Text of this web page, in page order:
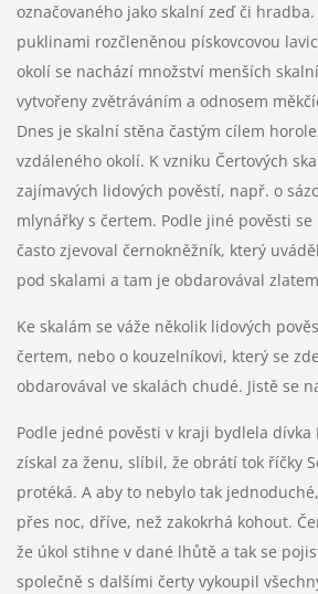
označovaného jako skalní zeď či
puklinami rozčleněnou pískovcovou
okolí se nachází množství menších
vytvořeny zvětráváním a odnosem
Dnes je skalní stěna častým cílem
vzdáleného okolí. K vzniku Čertových
zajímavých lidových pověstí, např. o
mlynářky s čertem. Podle jiné pověsti
často zjevoval černokněžník, který
pod skalami a tam je obdarovával
Ke skalám se váže několik lidových
čertem, nebo o kouzelníkovi, který se
obdarovával ve skalách chudé. Jistě se
Podle jedné pověsti v kraji bydlela dívka
získal za ženu, slíbil, že obrátí tok říčky
protéká. A aby to nebylo tak
přes noc, dříve, než zakokrhá kohout.
že úkol stihne v dané lhůtě a tak se
společně s dalšími čerty vykoupil